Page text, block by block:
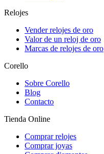
Relojes
Vender relojes de oro
Valor de un reloj de oro
Marcas de relojes de oro
Corello
Sobre Corello
Blog
Contacto
Tienda Online
Comprar relojes
Comprar joyas